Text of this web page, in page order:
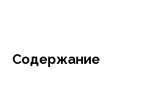
Содержание